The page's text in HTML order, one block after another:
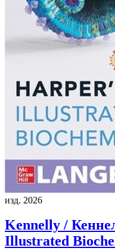
изд. 2026
Kennelly /
Illustrated